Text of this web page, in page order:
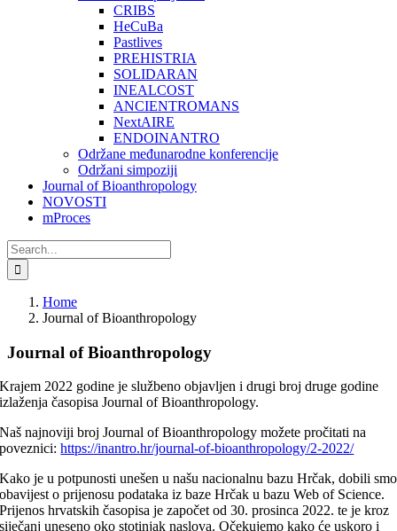
CRIBS
HeCuBa
Pastlives
PREHISTRIA
SOLIDARAN
INEALCOST
ANCIENTROMANS
NextAIRE
ENDOINANTRO
Održane međunarodne konferencije
Održani simpoziji
Journal of Bioanthropology
NOVOSTI
mProces
Search
for:
Home
Journal of Bioanthropology
Journal of Bioanthropology
Krajem 2022 godine je službeno objavljen i drugi broj druge godine
izlaženja časopisa Journal of Bioanthropology.
Naš najnoviji broj Journal of Bioanthropology možete pročitati na
poveznici:https://inantro.hr/journal-of-bioanthropology/2-2022/
Kako je u potpunosti unešen u našu nacionalnu bazu Hrčak, dobili smo
obavijest o prijenosu podataka iz baze Hrčak u bazu Web of Science.
Prijenos hrvatskih časopisa je započet od 30. prosinca 2022. te je kroz
siječanj uneseno oko stotinjak naslova. Očekujemo kako će uskoro i